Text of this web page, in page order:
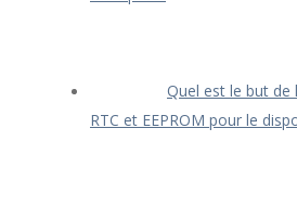
Quel est le but de
RTC et EEPROM pour le